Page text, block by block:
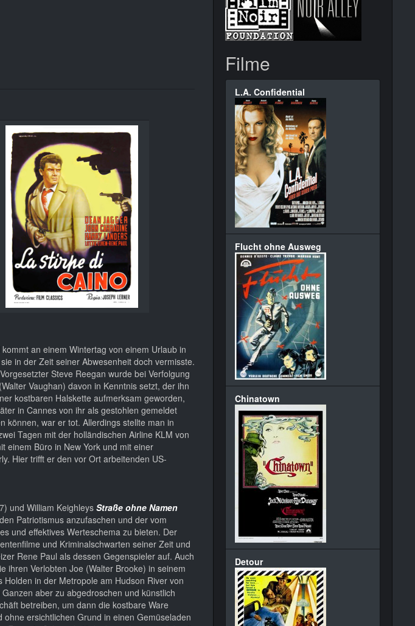
an einem Wintertag von einem Urlaub in
in der Zeit seiner Abwesenheit doch vermisste.
Steve Reegan wurde bei Verfolgung
Vaughan) davon in Kenntnis setzt, der ihn
kostbaren Halskette aufmerksam geworden,
in Cannes von ihr als gestohlen gemeldet
können, war er tot. Allerdings stellte man in
Tagen mit der holländischen Airline KLM von
einem Büro in New York und mit einer
Hier trifft er den vor Ort arbeitenden US-
und William KeighleysStraße ohne Namen
Patriotismus anzufaschen und der vom
und effektives Werteschema zu bieten. Der
und Kriminalschwarten seiner Zeit und
Rene Paul als dessen Gegenspieler auf. Auch
ihren Verlobten Joe (Walter Brooke) in seinem
in der Metropole am Hudson River von
aber zu abgedroschen und künstlich
betreiben, um dann die kostbare Ware
ersichtlichen Grund in einen Gemüseladen
Filme
L.A. Confidential
Flucht ohne Ausweg
Chinatown
Detour